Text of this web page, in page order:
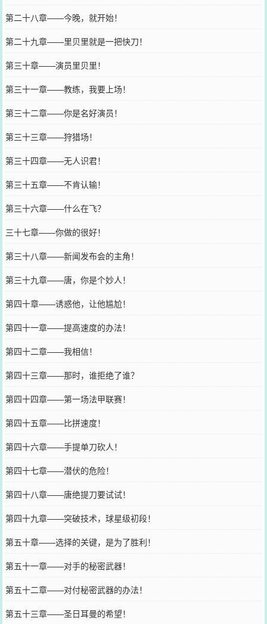
第二十八章——今晚，就开始！
第二十九章——里贝里就是一把快刀！
第三十章——演员里贝里！
第三十一章——教练，我要上场！
第三十二章——你是名好演员！
第三十三章——狩猎场！
第三十四章——无人识君！
第三十五章——不肯认输！
第三十六章——什么在飞？
三十七章——你做的很好！
第三十八章——新闻发布会的主角！
第三十九章——唐，你是个妙人！
第四十章——诱惑他，让他尴尬！
第四十一章——提高速度的办法！
第四十二章——我相信！
第四十三章——那时，谁拒绝了谁？
第四十四章——第一场法甲联赛！
第四十五章——比拼速度！
第四十六章——手提单刀砍人！
第四十七章——潜伏的危险！
第四十八章——唐绝提刀要试试！
第四十九章——突破技术，球星级初段！
第五十章——选择的关键，是为了胜利！
第五十一章——对手的秘密武器！
第五十二章——对付秘密武器的办法！
第五十三章——圣日耳曼的希望！